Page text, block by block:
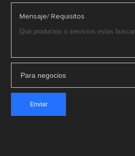
Mensaje/ Requisitos
Para negocios